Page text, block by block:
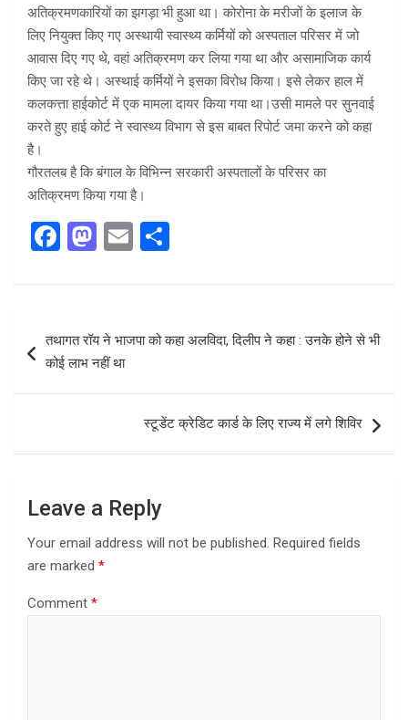
अतिक्रमणकारियों का झगड़ा भी हुआ था। कोरोना के मरीजों के इलाज के
लिए नियुक्त किए गए अस्थायी स्वास्थ्य कर्मियों को अस्पताल परिसर में जो
आवास दिए गए थे, वहां अतिक्रमण कर लिया गया था और असामाजिक कार्य
किए जा रहे थे। अस्थाई कर्मियों ने इसका विरोध किया। इसे लेकर हाल में
कलकत्ता हाईकोर्ट में एक मामला दायर किया गया था।उसी मामले पर सुनवाई
करते हुए हाई कोर्ट ने स्वास्थ्य विभाग से इस बाबत रिपोर्ट जमा करने को कहा
है।
गौरतलब है कि बंगाल के विभिन्न सरकारी अस्पतालों के परिसर का
अतिक्रमण किया गया है।
F
ce
o
M
st
o
d
E
ail ar
navigation
तथागत रॉय ने भाजपा को कहा अलविदा, दिलीप ने कहा : उनके होने से भी
कोई लाभ नहीं था
स्टूडेंट क्रेडिट कार्ड के लिए राज्य में लगे शिविर
Leave a Reply
Your email address will not be published. Required fields
are marked *
Comment *